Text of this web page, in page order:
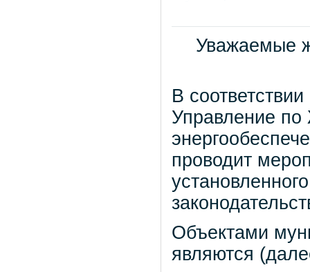
Уважаемые
В
Управление по
проводит
Объектами
являются